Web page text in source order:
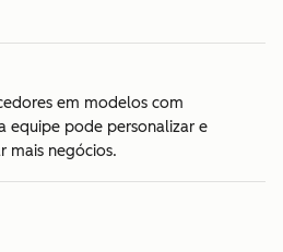
em modelos com
equipe pode personalizar e
mais negócios.